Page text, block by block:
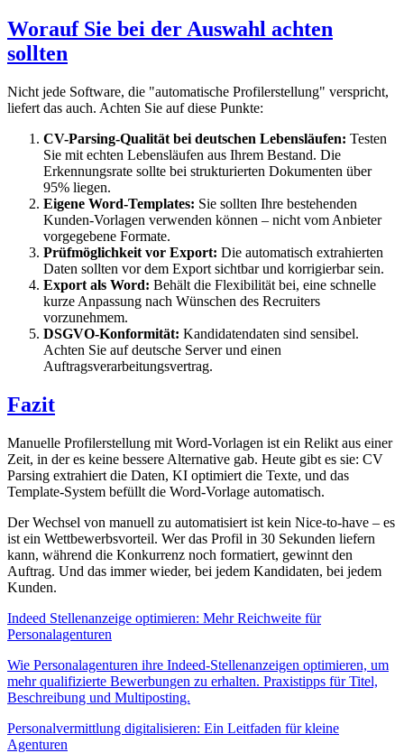
Worauf Sie bei der Auswahl achten
sollten
Nicht jede Software, die "automatische Profilerstellung" verspricht,
liefert das auch. Achten Sie auf diese Punkte:
CV-Parsing-Qualität bei deutschen Lebensläufen: Testen
Sie mit echten Lebensläufen aus Ihrem Bestand. Die
Erkennungsrate sollte bei strukturierten Dokumenten über
95% liegen.
Eigene Word-Templates: Sie sollten Ihre bestehenden
Kunden-Vorlagen verwenden können – nicht vom Anbieter
vorgegebene Formate.
Prüfmöglichkeit vor Export: Die automatisch extrahierten
Daten sollten vor dem Export sichtbar und korrigierbar sein.
Export als Word: Behält die Flexibilität bei, eine schnelle
kurze Anpassung nach Wünschen des Recruiters
vorzunehmem.
DSGVO-Konformität: Kandidatendaten sind sensibel.
Achten Sie auf deutsche Server und einen
Auftragsverarbeitungsvertrag.
Fazit
Manuelle Profilerstellung mit Word-Vorlagen ist ein Relikt aus einer
Zeit, in der es keine bessere Alternative gab. Heute gibt es sie: CV
Parsing extrahiert die Daten, KI optimiert die Texte, und das
Template-System befüllt die Word-Vorlage automatisch.
Der Wechsel von manuell zu automatisiert ist kein Nice-to-have – es
ist ein Wettbewerbsvorteil. Wer das Profil in 30 Sekunden liefern
kann, während die Konkurrenz noch formatiert, gewinnt den
Auftrag. Und das immer wieder, bei jedem Kandidaten, bei jedem
Kunden.
Indeed Stellenanzeige optimieren: Mehr Reichweite für
Personalagenturen
Wie Personalagenturen ihre Indeed-Stellenanzeigen optimieren, um
mehr qualifizierte Bewerbungen zu erhalten. Praxistipps für Titel,
Beschreibung und Multiposting.
Personalvermittlung digitalisieren: Ein Leitfaden für kleine
Agenturen